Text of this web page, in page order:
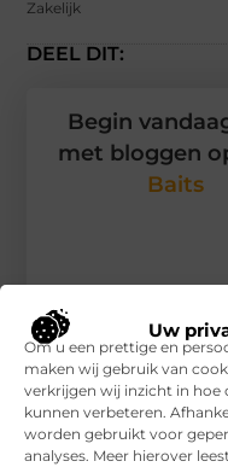
Uw
Om u een prettige en
maken wij gebruik van
verkrijgen wij inzicht in hoe
kunnen verbeteren.
worden gebruikt voor
analyses. Meer hierover
Zakelijk
DEEL DIT:
Begin
met bloggen
Baits